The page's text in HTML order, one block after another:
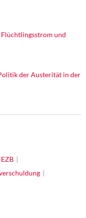
und
der Austerität in der
EZB